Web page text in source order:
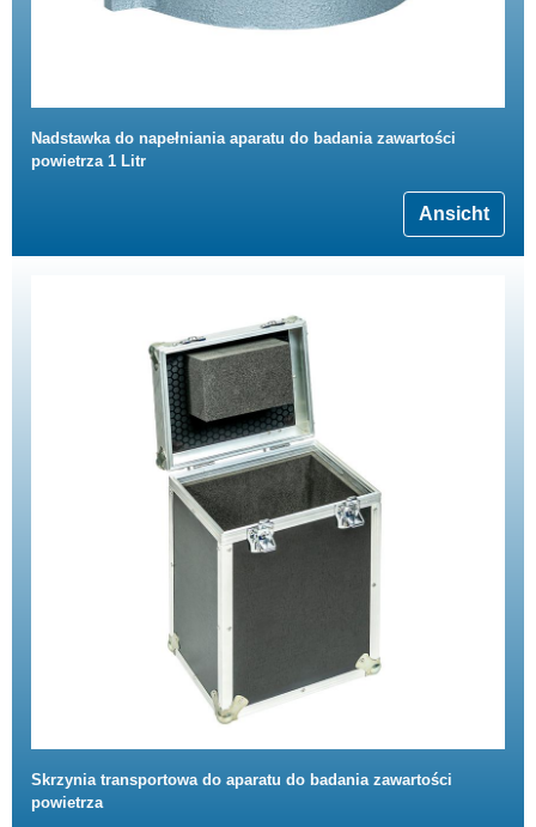
Nadstawka do napełniania aparatu do badania zawartości
powietrza 1 Litr
Ansicht
Skrzynia transportowa do aparatu do badania zawartości
powietrza